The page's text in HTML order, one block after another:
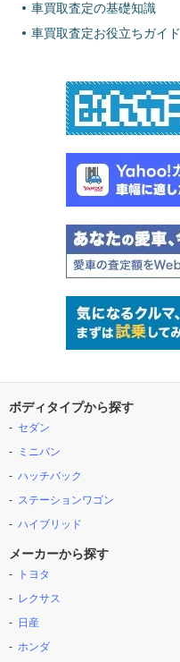
車買取査定の基礎知識
車買取査定お役立ちガイド
ボディタイプから探す
セダン
ミニバン
ハッチバック
ステーションワゴン
ハイブリッド
メーカーから探す
トヨタ
レクサス
日産
ホンダ